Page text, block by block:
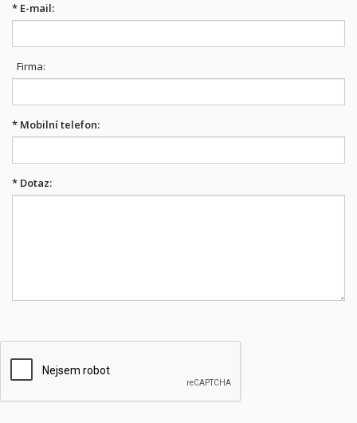
* E-mail:
Firma:
* Mobilní telefon:
* Dotaz: